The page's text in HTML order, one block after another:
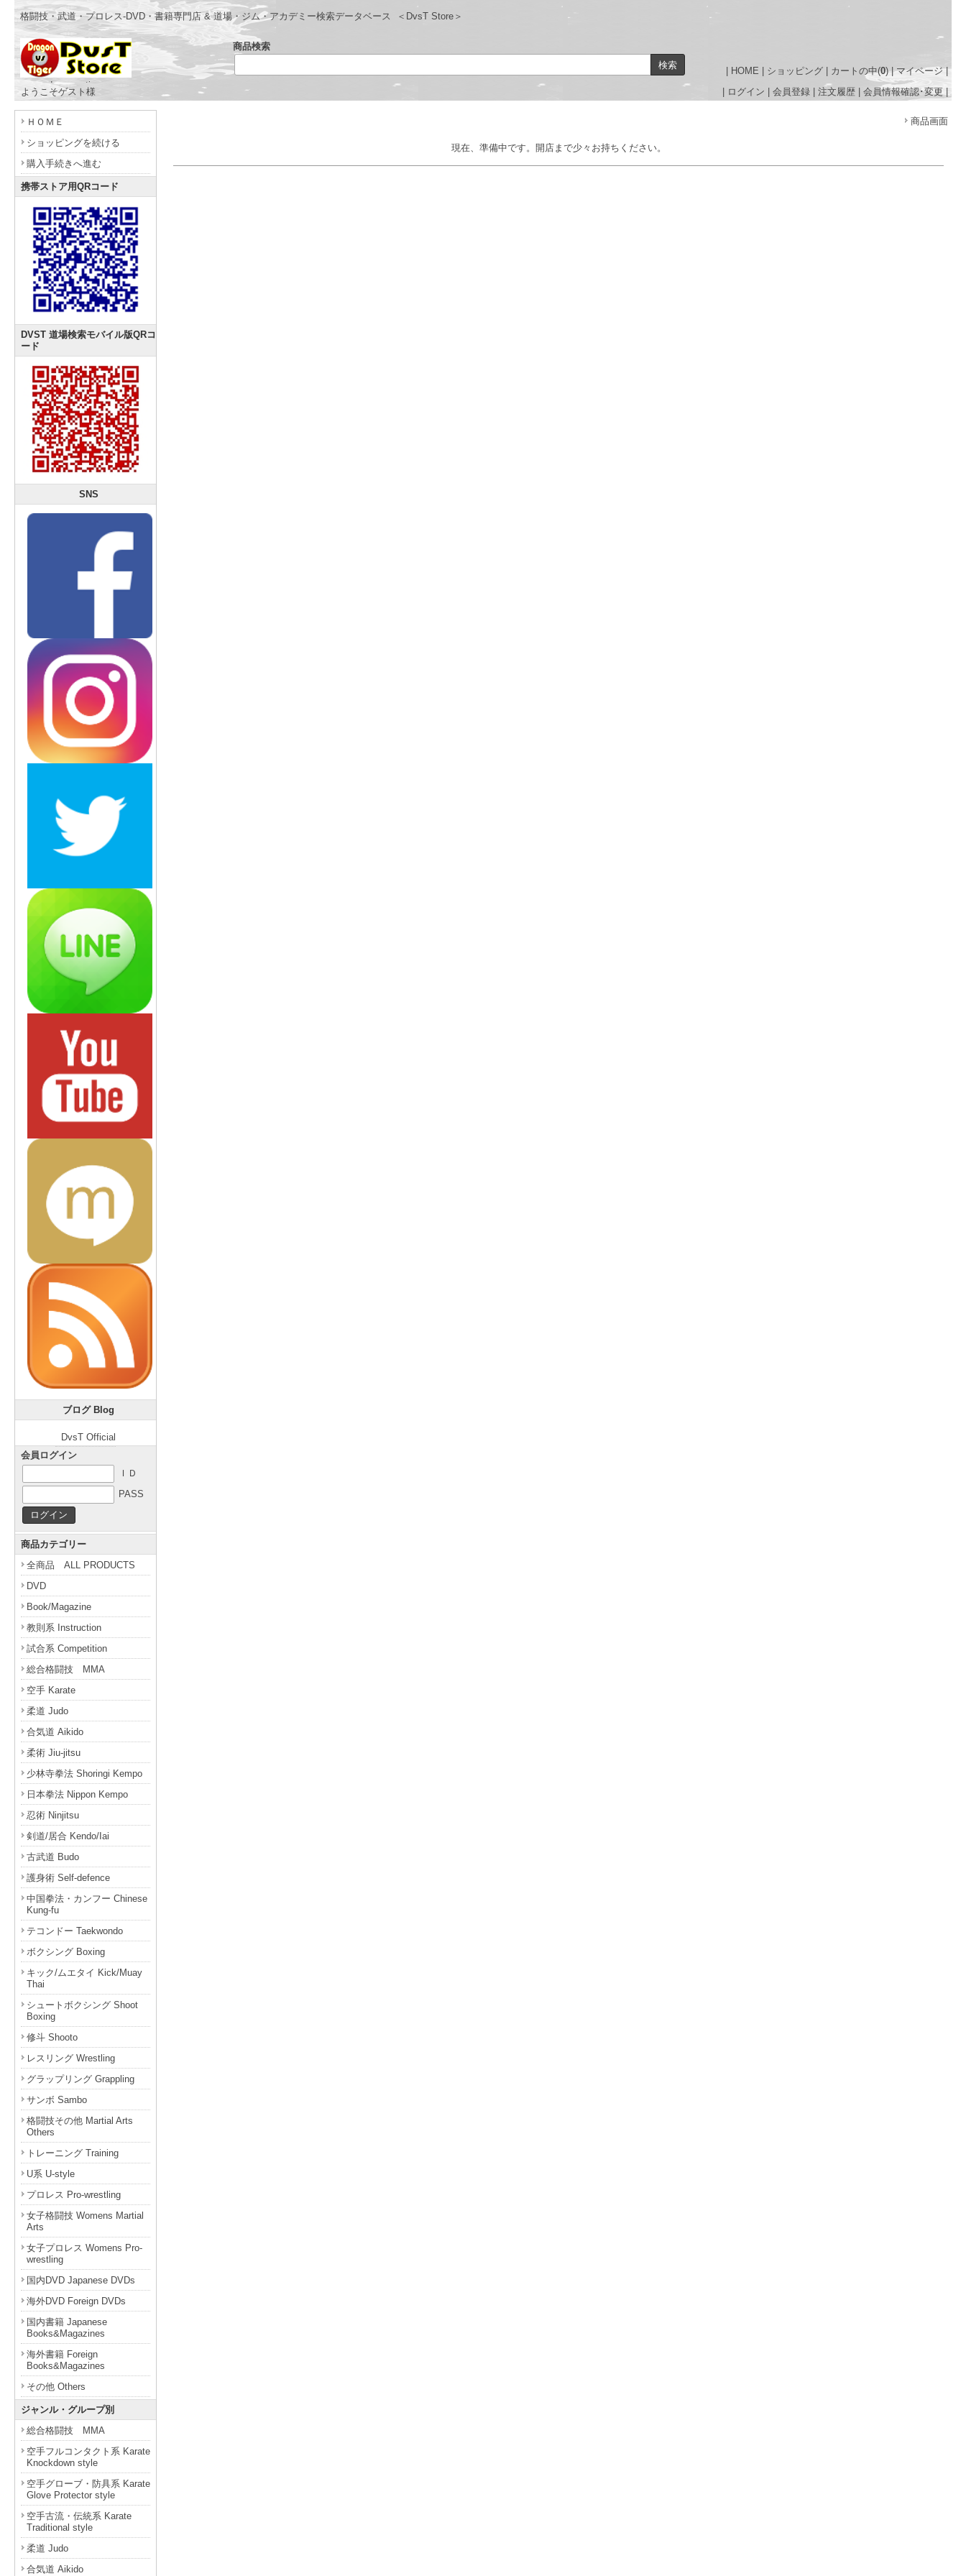
格闘技・武道・プロレス-DVD・書籍専門店 & 道場・ジム・アカデミー検索データベース ＜DvsT Store＞
HOME ショッピング カートの中(0)|マイページ|
- www.dragonvstiger.com -
商品検索
ようこそゲスト様 ログイン 会員登録 注文履歴 会員情報確認･変更
商品画面
現在、準備中です。開店まで少々お持ちください。
ＨＯＭＥ
ショッピングを続ける
購入手続きへ進む
携帯ストア用QRコード
DVST 道場検索モバイル版QRコ
ード
SNS
ブログ Blog
DvsT Official
会員ログイン
ＩＤ
PASS
商品カテゴリー
全商品 ALL PRODUCTS
DVD
Book/Magazine
教則系 Instruction
試合系 Competition
総合格闘技 MMA
空手 Karate
柔道 Judo
合気道 Aikido
柔術 Jiu-jitsu
少林寺拳法 Shoringi Kempo
日本拳法 Nippon Kempo
忍術 Ninjitsu
剣道/居合 Kendo/Iai
古武道 Budo
護身術 Self-defence
中国拳法・カンフー Chinese
Kung-fu
テコンドー Taekwondo
ボクシング Boxing
キック/ムエタイ Kick/Muay
Thai
シュートボクシング Shoot
Boxing
修斗 Shooto
レスリング Wrestling
グラップリング Grappling
サンボ Sambo
格闘技その他 Martial Arts
Others
トレーニング Training
U系 U-style
プロレス Pro-wrestling
女子格闘技 Womens Martial
Arts
女子プロレス Womens Pro-
wrestling
国内DVD Japanese DVDs
海外DVD Foreign DVDs
国内書籍 Japanese
Books&Magazines
海外書籍 Foreign
Books&Magazines
その他 Others
ジャンル・グループ別
総合格闘技 MMA
空手フルコンタクト系 Karate
Knockdown style
空手グローブ・防具系 Karate
Glove Protector style
空手古流・伝統系 Karate
Traditional style
柔道 Judo
合気道 Aikido